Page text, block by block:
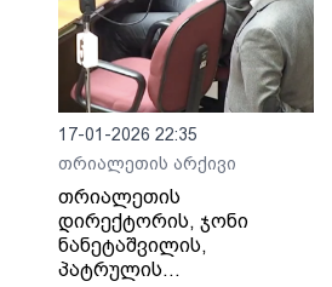
17-01-2026 22:35
თრიალეთის არქივი
თრიალეთის
დირექტორის, ჯონი
ნანეტაშვილის,
პატრულის